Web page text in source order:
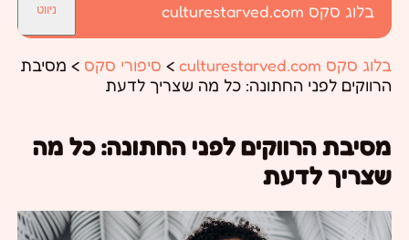
בלוג סקס culturestarved.com ניווט
בלוג סקס culturestarved.com > סיפורי סקס > מסיבת
הרווקים לפני החתונה: כל מה שצריך לדעת
מסיבת הרווקים לפני החתונה: כל מה
שצריך לדעת